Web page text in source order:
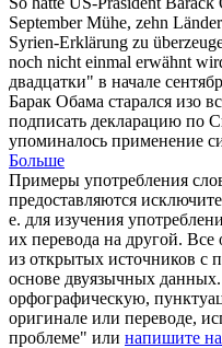
SeptemberMühe, zehn
Syrien-Erklärung zu
noch nicht einmal erwähnt
двадцатки" в начале
Барак Обама старался изо
подписать декларацию по
упоминалось применение
Больше
Примеры употребления
предоставляются
е. для изучения
их перевода на другой.
из открытых источников с
основе двуязычных
орфографическую,
оригинале или переводе,
проблеме" или напишите